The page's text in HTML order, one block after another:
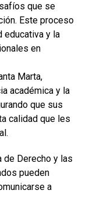
que se
Este proceso
educativa y la
en
Marta,
académica y la
que sus
calidad que les
de Derecho y las
pueden
a